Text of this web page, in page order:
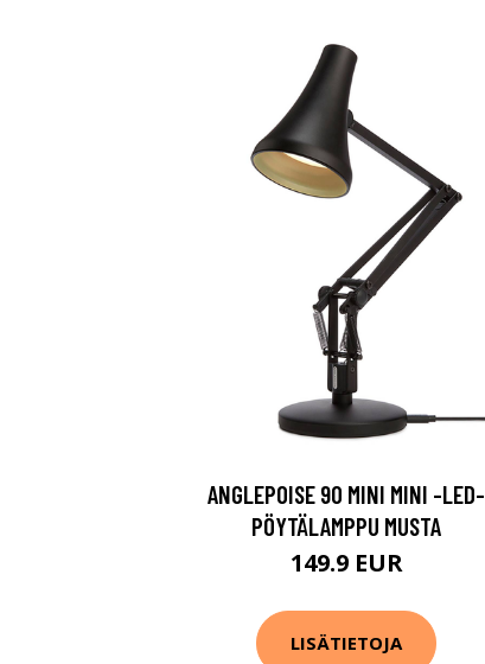
ANGLEPOISE 90 MINI MINI -LED-
PÖYTÄLAMPPU MUSTA
149.9 EUR
LISÄTIETOJA